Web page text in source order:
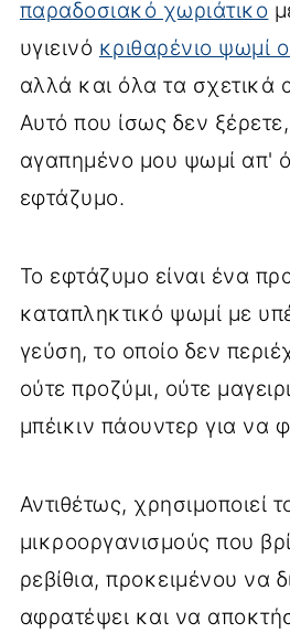
παραδοσιακό χωριάτικο
υγιεινό κριθαρένιο ψωμί
αλλά και όλα τα σχετικά
Αυτό που ίσως δεν
αγαπημένο μου ψωμί απ'
εφτάζυμο.
Το εφτάζυμο είναι ένα
καταπληκτικό ψωμί με
γεύση, το οποίο δεν
ούτε προζύμι, ούτε
μπέικιν πάουντερ για να
Αντιθέτως, χρησιμοποιεί
μικροοργανισμούς που
ρεβίθια, προκειμένου να
αφρατέψει και να